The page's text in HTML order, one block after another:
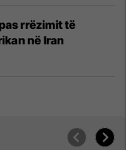
rrëzimit të
në Iran